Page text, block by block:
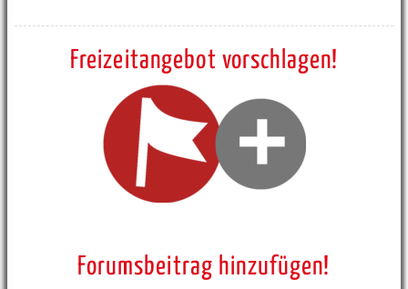
Freizeitangebot vorschlagen!
Forumsbeitrag hinzufügen!